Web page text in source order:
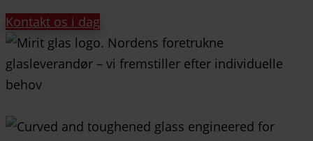
Kontakt os i dag